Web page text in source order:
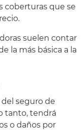
coberturas que se
suelen contar
la más básica a la
seguro de
tanto, tendrá
o daños por